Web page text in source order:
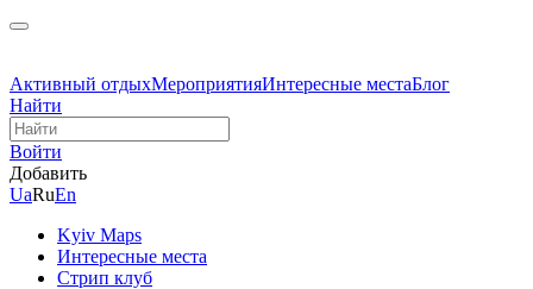
Активный отдыхМероприятияИнтересные местаБлог
Найти
Войти
Добавить
UaRuEn
Kyiv Maps
Интересные места
Стрип клуб